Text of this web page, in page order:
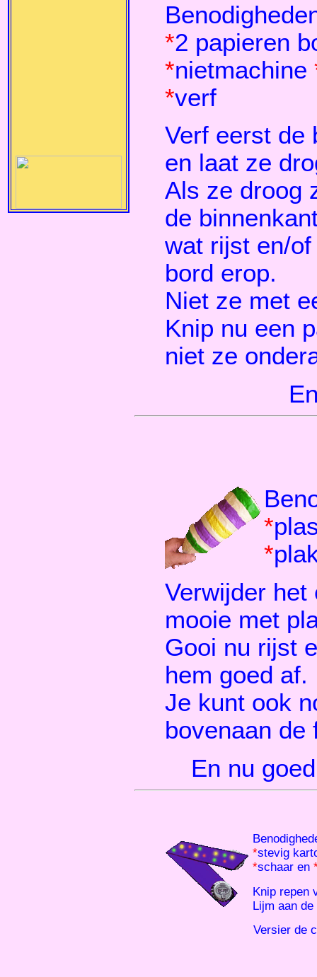
*2 papieren
*nietmachine
*verf
Verf eerst de
en laat ze
Als ze droog
de
wat rijst en/
bord erop.
Niet ze met
Knip nu een
niet ze
*
*
Verwijder het
mooie met
Gooi nu rijst
hem goed af.
Je kunt ook
bovenaan de
En nu
*stevig
*schaar en
Knip repen
Lijm aan
Versier de